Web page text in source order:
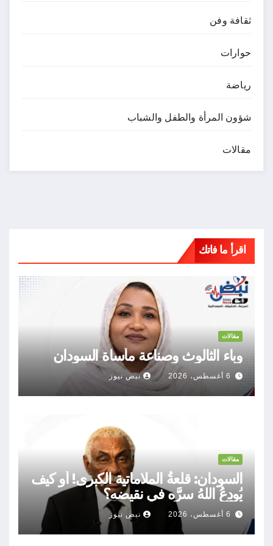
ثقافة وفن
حوارات
رياضة
شؤون المرأة والطفل والشباب
مقالات
اقرأ ما فاتك
مقالات
وباء الثالوث وصناعة مأساة السودان
6 أغسطس، 2026 نبض نيوز
مقالات
السودان: قلعةُ الملاماتية الكبرى! أو كيف
يُودِعُ اللهُ سرَّه في نقيضه؟
6 أغسطس، 2026 نبض نيوز